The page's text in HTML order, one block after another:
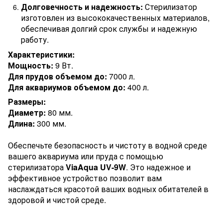
Долговечность и надежность: Стерилизатор
изготовлен из высококачественных материалов,
обеспечивая долгий срок службы и надежную
работу.
Характеристики:
Мощность: 9 Вт.
Для прудов объемом до: 7000 л.
Для аквариумов объемом до: 400 л.
Размеры:
Диаметр: 80 мм.
Длина: 300 мм.
Обеспечьте безопасность и чистоту в водной среде
вашего аквариума или пруда с помощью
стерилизатораViaAqua UV-9W. Это надежное и
эффективное устройство позволит вам
наслаждаться красотой ваших водных обитателей в
здоровой и чистой среде.